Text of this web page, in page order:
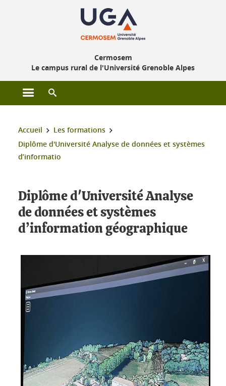
Cermosem
Le campus rural de l'Université Grenoble Alpes
Ouvrir le menu principal
Vous êtes ici :
Accueil
Les formations
Diplôme d'Université Analyse de données et systèmes
d’informatio
Diplôme d'Université Analyse
de données et systèmes
d’information géographique